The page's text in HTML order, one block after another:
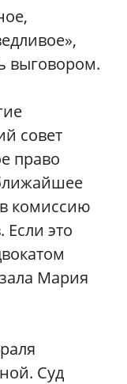
выговором.
совет
право
комиссию
это
Мария
Суд